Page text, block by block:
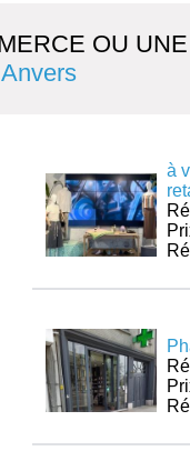
OU
Anvers
à